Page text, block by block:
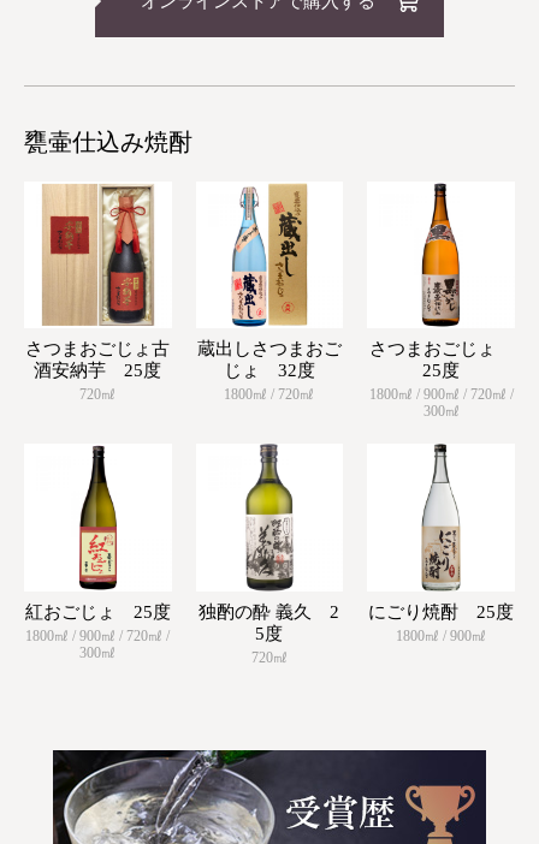
甕壷仕込み焼酎
さつまおごじょ古
酒安納芋 25度
720㎖
蔵出しさつまおご
じょ 32度
1800㎖ / 720㎖
さつまおごじょ
25度
1800㎖ / 900㎖ / 720㎖ /
300㎖
紅おごじょ 25度
1800㎖ / 900㎖ / 720㎖ /
300㎖
独酌の酔 義久 2
5度
720㎖
にごり焼酎 25度
1800㎖ / 900㎖